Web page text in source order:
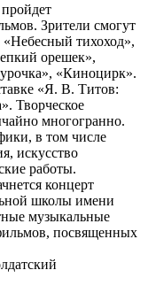
Зрители смогут
тихоход»,
орешек»,
«Киноцирк».
«Я. В. Титов:
Творческое
многогранно.
в том числе
искусство
работы.
концерт
школы имени
музыкальные
посвященных